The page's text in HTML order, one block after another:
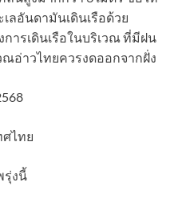
ลอันดามันเดินเรือด้วย
ารเดินเรือในบริเวณ ที่มีฝน
ณอ่าวไทยควรงดออกจากฝั่ง
ไทย
รุ่งนี้